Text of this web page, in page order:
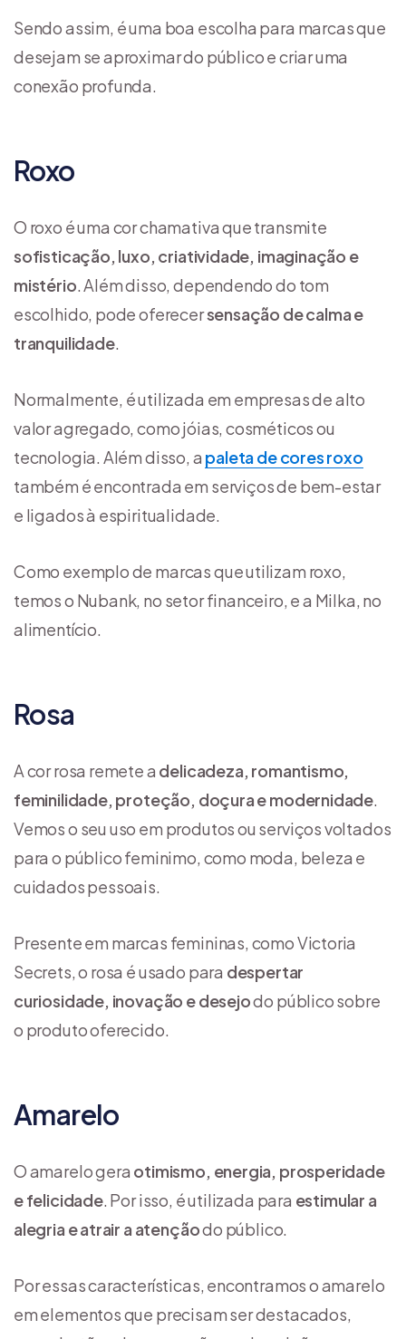
Sendo assim, é uma boa escolha para marcas que
desejam se aproximar do público e criar uma
conexão profunda.
Roxo
O roxo é uma cor chamativa que transmite
sofisticação, luxo, criatividade, imaginação e
mistério. Além disso, dependendo do tom
escolhido, pode oferecersensação de calma e
tranquilidade.
Normalmente, é utilizada em empresas de alto
valor agregado, como jóias, cosméticos ou
tecnologia. Além disso, a paleta de cores roxo
também é encontrada em serviços de bem-estar
e ligados à espiritualidade.
Como exemplo de marcas que utilizam roxo,
temos o Nubank, no setor financeiro, e a Milka, no
alimentício.
Rosa
A cor rosa remete a delicadeza, romantismo,
feminilidade, proteção, doçura e modernidade.
Vemos o seu uso em produtos ou serviços voltados
para o público feminimo, como moda, beleza e
cuidados pessoais.
Presente em marcas femininas, como Victoria
Secrets, o rosa é usado para despertar
curiosidade, inovação e desejodo público sobre
o produto oferecido.
Amarelo
O amarelo gera otimismo, energia, prosperidade
e felicidade. Por isso, é utilizada para estimular a
alegria e atrair a atençãodo público.
Por essas características, encontramos o amarelo
em elementos que precisam ser destacados,